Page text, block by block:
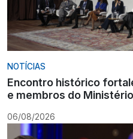
NOTÍCIAS
Encontro histórico
e membros do
06/08/2026